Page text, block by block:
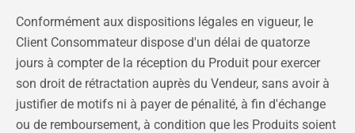
Conformément aux dispositions légales en vigueur, le
Client Consommateur dispose d'un délai de quatorze
jours à compter de la réception du Produit pour exercer
son droit de rétractation auprès du Vendeur, sans avoir à
justifier de motifs ni à payer de pénalité, à fin d'échange
ou de remboursement, à condition que les Produits soient